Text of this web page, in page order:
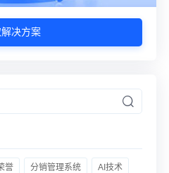
决方案
誉 分销管理系统 AI技术